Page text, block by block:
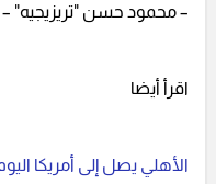
– محمود حسن "تريزيجيه"
اقرأ أيضا
الأهلي يصل إلى أمريكا